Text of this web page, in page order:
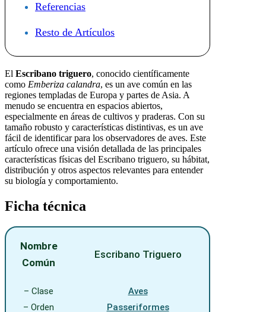
Referencias
Resto de Artículos
El Escribano triguero, conocido científicamente
como Emberiza calandra, es un ave común en las
regiones templadas de Europa y partes de Asia. A
menudo se encuentra en espacios abiertos,
especialmente en áreas de cultivos y praderas. Con su
tamaño robusto y características distintivas, es un ave
fácil de identificar para los observadores de aves. Este
artículo ofrece una visión detallada de las principales
características físicas del Escribano triguero, su hábitat,
distribución y otros aspectos relevantes para entender
su biología y comportamiento.
Ficha técnica
Nombre
Común
Escribano Triguero
– Clase
Aves
– Orden
Passeriformes